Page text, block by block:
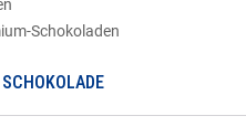
Schokoladen